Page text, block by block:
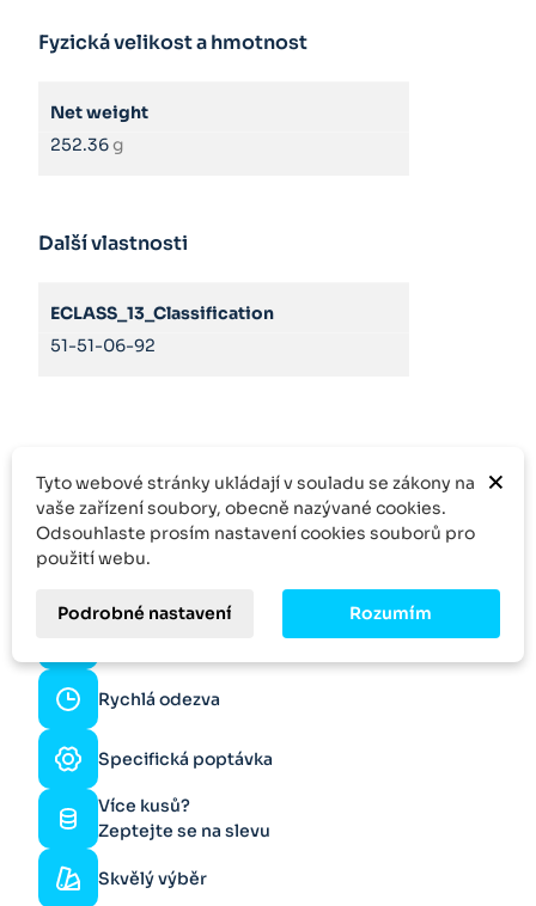
Fyzická velikost a hmotnost
Net weight
252.36g
Další vlastnosti
ECLASS_13_Classification
51-51-06-92
Rychlá odezva
Specifická poptávka
Více kusů?
Zeptejte se na slevu
Skvělý výběr
×
Tyto webové stránky ukládají v souladu se zákony na
vaše zařízení soubory, obecně nazývané cookies.
Odsouhlaste prosím nastavení cookies souborů pro
použití webu.
Podrobné nastavení Rozumím